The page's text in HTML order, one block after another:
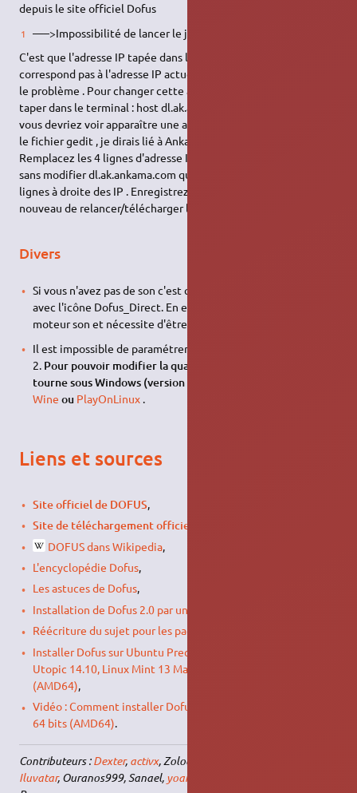
depuis le site officiel Dofus
—–>Impossibilité de lancer le jeu depuis l'updater
C'est que l'adresse IP tapée dans le terminal ci-dessus ne
correspond pas à l'adresse IP actuelle de dl.ak.ankama.com d'où
le problème . Pour changer cette adresse IP il vous suffit de
taper dans le terminal : host dl.ak.ankama.com , ceci étant fait
vous devriez voir apparaître une adresse IP. Il faut la copier dans
le fichier gedit , je dirais lié à Ankama … C'est flou :/ pardon .
Remplacez les 4 lignes d'adresse IP par la nouvelle obtenue ,
sans modifier dl.ak.ankama.com qui se situe sur les mêmes
lignes à droite des IP . Enregistrez et fermez . Essayez de
nouveau de relancer/télécharger le jeu.
Divers
Si vous n'avez pas de son c'est que vous avez lancé Dofus
avec l'icône Dofus_Direct. En effet c'est l'updater qui gère le
moteur son et nécessite d'être lancé lorsque vous jouez.
Il est impossible de paramétrer la qualité flash dans DOFUS
2. Pour pouvoir modifier la qualité de flash, il faut que le jeu
tourne sous Windows (version 3 d'Adobe Air) donc sous
Wine ou PlayOnLinux
Liens et sources
Site officiel de DOFUS,
Site de téléchargement officiel de DOFUS
DOFUS dans Wikipedia
L'encyclopédie Dofus,
Les astuces de Dofus,
Installation de Dofus 2.0 par un paquet debian
Réécriture du sujet pour les paquets debian de Dofus 2.0
Installer Dofus sur Ubuntu Precise 12.04, Trusty 14.04,
Utopic 14.10, Linux Mint 13 Maya ou 17 Qiana 64 bits
(AMD64),
Vidéo : Comment installer Dofus (wakfu) sur Ubuntu 14.04
64 bits (AMD64).
Contributeurs :Dexter, activx, Zoloom,
Iluvatar, Ouranos999, Sanael, yoann21